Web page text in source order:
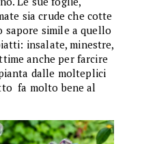
sia crude che cotte
sapore simile a quello
insalate, minestre,
anche per farcire
dalle molteplici
fa molto bene al